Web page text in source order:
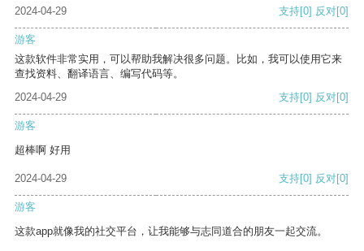
2024-04-29 支持[0] 反对[0]
游客
这款软件非常实用，可以帮助我解决很多问题。比如，我可以使用它来
查找资料、翻译语言、编写代码等。
2024-04-29
支持[0] 反对[0]
游客
超棒啊 好用
2024-04-29 支持[0] 反对[0]
游客
这款app就像我的社交平台，让我能够与志同道合的朋友一起交流。